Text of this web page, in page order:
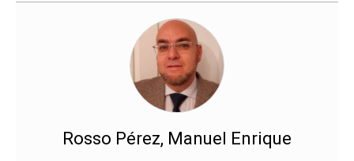
Rosso Pérez, Manuel Enrique